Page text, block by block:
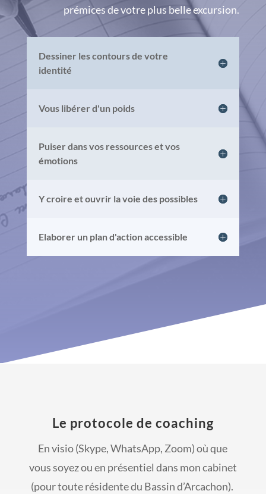
prémices de votre plus belle excursion.
Dessiner les contours de votre
identité
Vous libérer d'un poids
Puiser dans vos ressources et vos
émotions
Y croire et ouvrir la voie des possibles
Elaborer un plan d'action accessible
Le protocole de coaching
En visio (Skype, WhatsApp, Zoom) où que
vous soyez ou en présentiel dans mon cabinet
(pour toute résidente du Bassin d’Arcachon).